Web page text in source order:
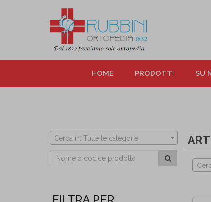
HOME PRODOTTI SU
Cerca in: Tutte le categorie